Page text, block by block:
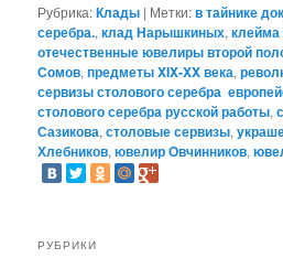
Рубрика:Клады | Метки:в тайнике
серебра.,клад Нарышкиных,клейма
отечественные ювелиры второй
Сомов,предметы XIX-XX века,
сервизы столового серебра
столового серебра русской работы,
Сазикова,столовые сервизы,
Хлебников,ювелир Овчинников,
РУБРИКИ